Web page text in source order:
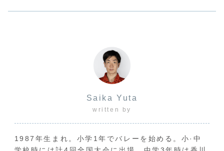
Saika Yuta
written by
1987年生まれ。小学1年でバレーを始める。小·中